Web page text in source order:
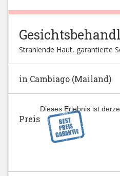
Strahlende Haut, garantierte
in Cambiago (Mailand)
Dieses Erlebnis ist
Preis